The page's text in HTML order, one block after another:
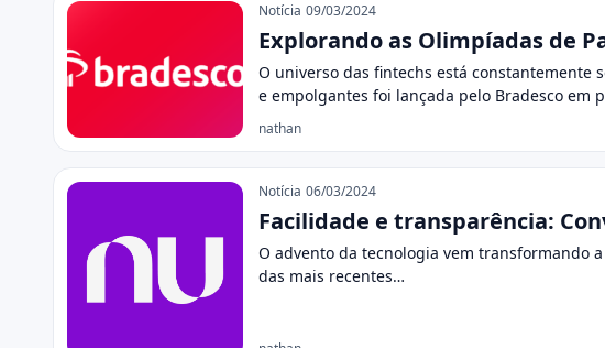
Notícia 09/03/2024
Explorando as Olimpíadas de
O universo das fintechs está constantemente
e empolgantes foi lançada pelo Bradesco em
nathan
Notícia 06/03/2024
Facilidade e transparência:
O advento da tecnologia vem transformando
das mais recentes…